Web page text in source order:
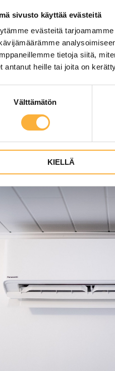
sivusto käyttää evästeitä
evästeitä
tietoja siitä,
antanut heille tai joita on
Välttämätön
KIELLÄ